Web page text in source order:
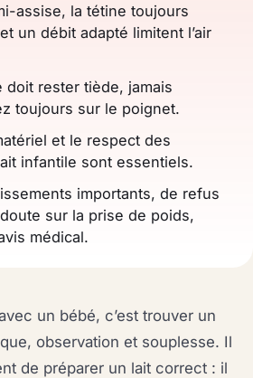
assise, la tétine toujours
un débit adapté limitent l’air
doit rester tiède, jamais
toujours sur le poignet.
et le respect des
infantile sont essentiels.
importants, de refus
sur la prise de poids,
médical.
un bébé, c’est trouver un
observation et souplesse. Il
de préparer un lait correct : il